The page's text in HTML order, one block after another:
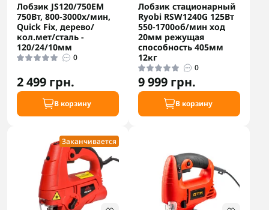
Лобзик JS120/750EM
750Вт, 800-3000х/мин,
Quick Fix, дерево/
кол.мет/сталь -
120/24/10мм
0
2 499 грн.
В корзину
Лобзик стационарный
Ryobi RSW1240G 125Вт
550-1700об/мин ход
20мм режущая
способность 405мм
12кг
0
9 999 грн.
В корзину
Заканчивается